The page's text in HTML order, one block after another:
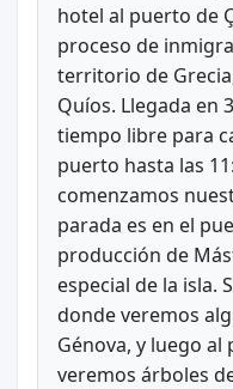
hotel al puerto de
proceso de
territorio de
Quíos. Llegada en
tiempo libre para
puerto hasta las
comenzamos
parada es en el
producción de
especial de la isla.
donde veremos
Génova, y luego
veremos árboles